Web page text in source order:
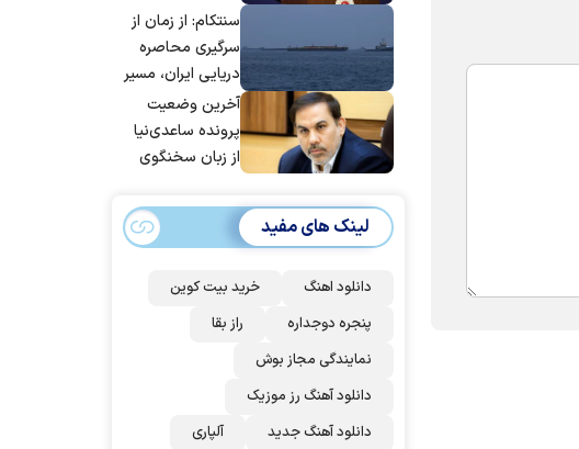
جمع ترکیه،
عربستان و
پاکستان می
پیوندد
سنتکام: از زمان از
سرگیری محاصره
دریایی ایران، مسیر
بیش از ۵۰ کشتی را
تغییر داده‌ایم
آخرین وضعیت
پرونده ساعدی‌نیا
از زبان سخنگوی
لینک های مفید
دانلود اهنگ
خرید بیت کوین
پنجره دوجداره
راز بقا
نمایندگی مجاز بوش
دانلود آهنگ رز‌ موزیک
دانلود آهنگ جدید
آلپاری